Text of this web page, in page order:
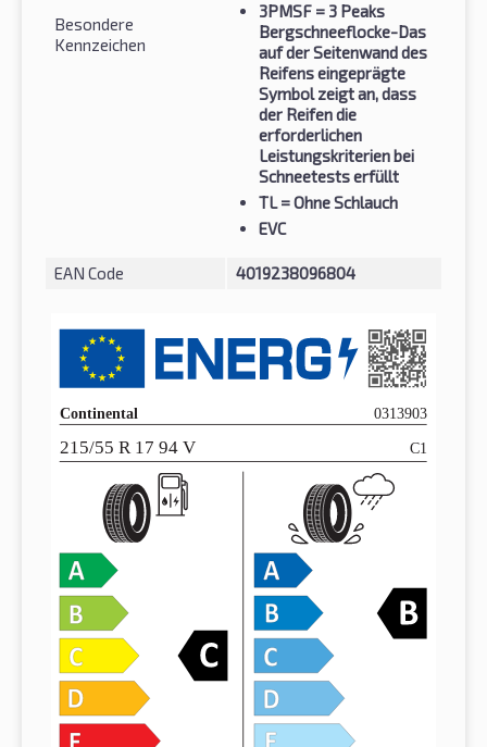
Besondere
Kennzeichen
3PMSF = 3 Peaks
Bergschneeflocke-Das
auf der Seitenwand des
Reifens eingeprägte
Symbol zeigt an, dass
der Reifen die
erforderlichen
Leistungskriterien bei
Schneetests erfüllt
TL= Ohne Schlauch
EVC
EAN Code 4019238096804